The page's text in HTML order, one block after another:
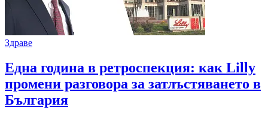
Здраве
Една година в ретроспекция: как Lilly
промени разговора за затлъстяването в
България